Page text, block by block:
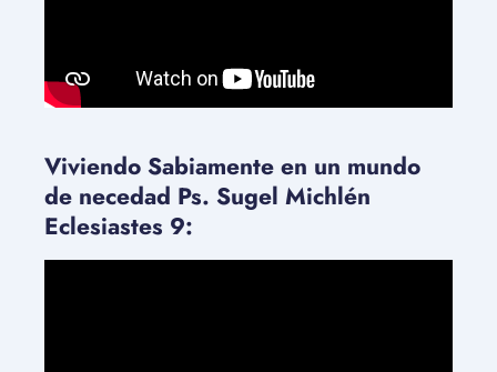
Viviendo Sabiamente en un mundo
de necedad Ps. Sugel Michlén
Eclesiastes 9: